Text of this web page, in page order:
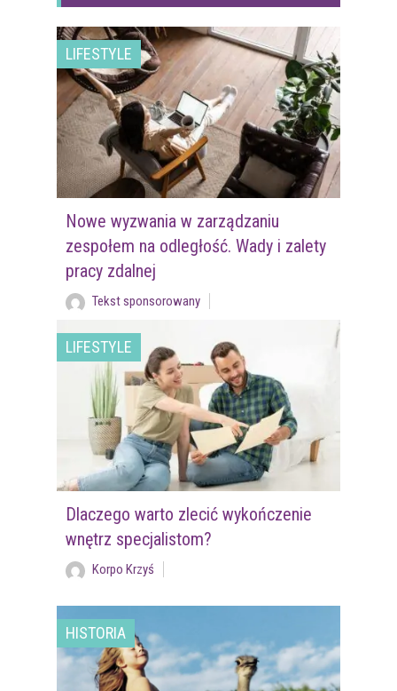
LIFESTYLE
Nowe wyzwania w zarządzaniu
zespołem na odległość. Wady i zalety
pracy zdalnej
Tekst sponsorowany
LIFESTYLE
Dlaczego warto zlecić wykończenie
wnętrz specjalistom?
Korpo Krzyś
HISTORIA